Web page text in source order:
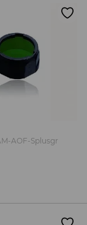
AOF-Splusgr